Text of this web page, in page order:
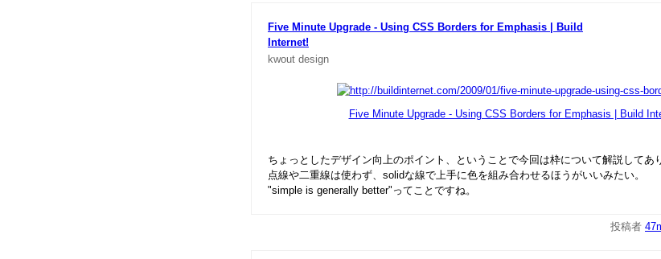
Five Minute Upgrade - Using CSS Borders for Emphasis | Build
Internet!
kwout design
Five Minute Upgrade - Using CSS Borders for Emphasis | Build
ちょっとしたデザイン向上のポイント、ということで今回は枠について解説してあ
点線や二重線は使わず、solidな線で上手に色を組み合わせるほうがいいみたい。
"simple is generally better"ってことですね。
投稿者